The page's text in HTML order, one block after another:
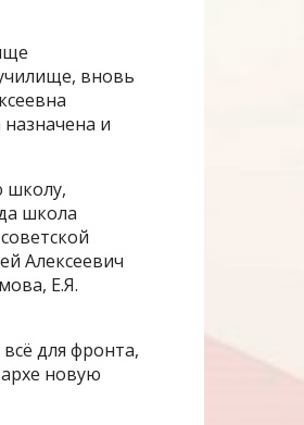
вновь
и
школу,
школа
Алексеевич
Е.Я.
для фронта,
новую